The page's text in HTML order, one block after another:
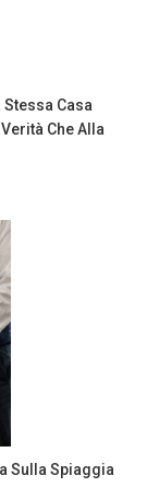
Casa
Che Alla
Sulla Spiaggia